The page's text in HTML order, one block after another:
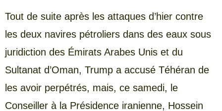
Tout de suite après les attaques d’hier contre
les deux navires pétroliers dans des eaux sous
juridiction des Émirats Arabes Unis et du
Sultanat d’Oman, Trump a accusé Téhéran de
les avoir perpétrés, mais, ce samedi, le
Conseiller à la Présidence iranienne, Hossein